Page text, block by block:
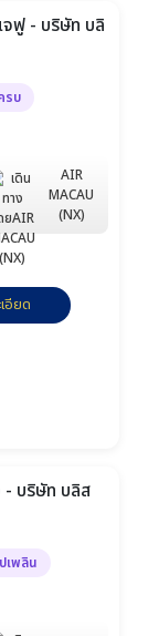
8,900
วันที่ 17-19
12,900
รบ
AIR
MACAU
(NX)
อียด
เพลิน